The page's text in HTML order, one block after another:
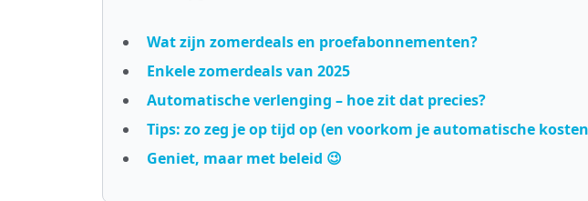
Wat zijn zomerdeals en proefabonnementen?
Enkele zomerdeals van 2025
Automatische verlenging – hoe zit dat precies?
Tips: zo zeg je op tijd op (en voorkom je automatische
Geniet, maar met beleid 😉